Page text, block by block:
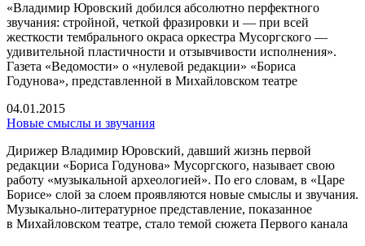
«Владимир Юровский добился абсолютно перфектного
звучания: стройной, четкой фразировки и — при всей
жесткости тембрального окраса оркестра Мусоргского —
удивительной пластичности и отзывчивости исполнения».
Газета «Ведомости» о «нулевой редакции» «Бориса
Годунова», представленной в Михайловском театре
04.01.2015
Новые смыслы и звучания
Дирижер Владимир Юровский, давший жизнь первой
редакции «Бориса Годунова» Мусоргского, называет свою
работу «музыкальной археологией». По его словам, в «Царе
Борисе» слой за слоем проявляются новые смыслы и звучания.
Музыкально-литературное представление, показанное
в Михайловском театре, стало темой сюжета Первого канала